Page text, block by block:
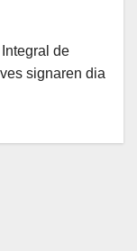
de
signaren dia